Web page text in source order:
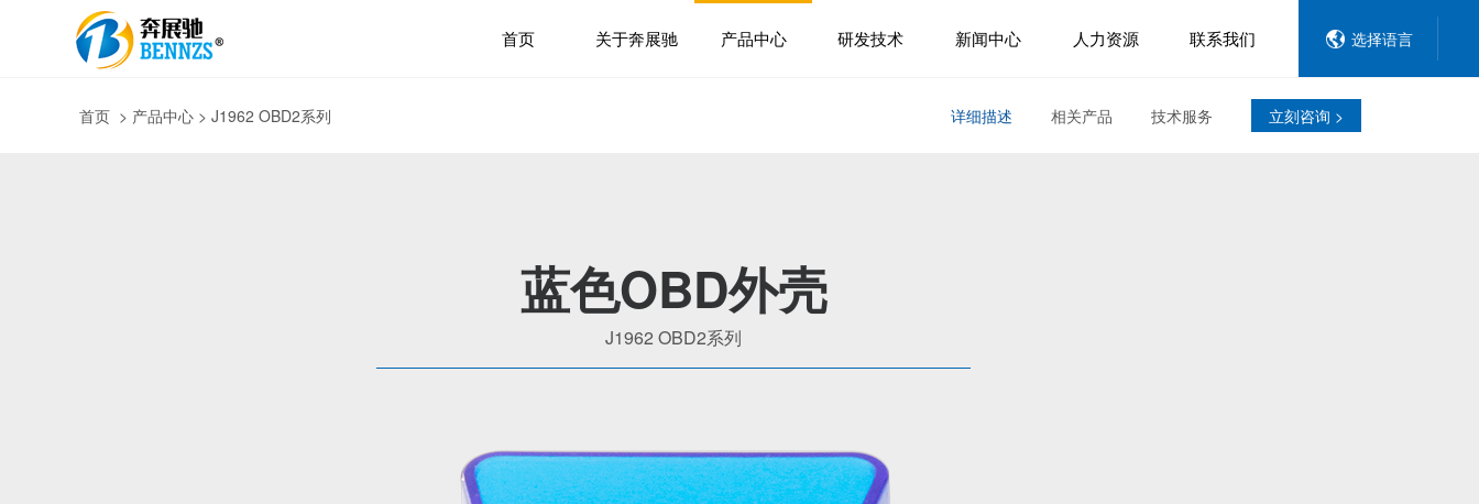
选择语言
首页 关于奔展驰 产品中心 研发技术 新闻中心 人力资源 联系我们
详细描述 相关产品 技术服务 立刻咨询 >
首页 > 产品中心 > J1962 OBD2系列
蓝色OBD外壳
J1962 OBD2系列